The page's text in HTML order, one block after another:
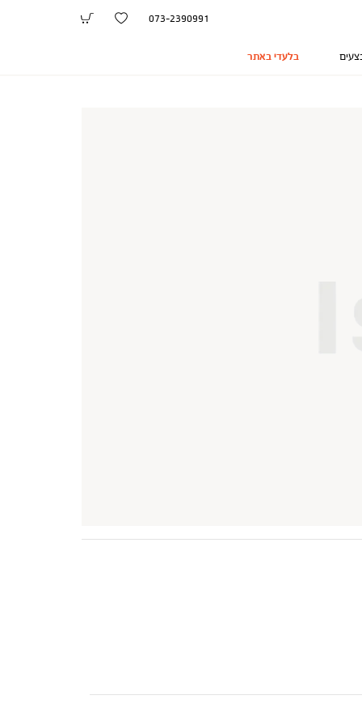
073-2390991
בלעדי באתר